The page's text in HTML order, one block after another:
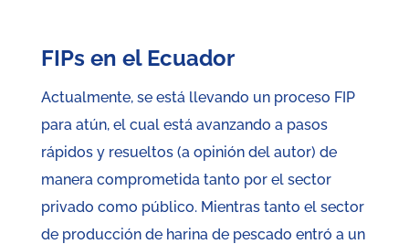
FIPs en el Ecuador
Actualmente, se está llevando un proceso FIP
para atún, el cual está avanzando a pasos
rápidos y resueltos (a opinión del autor) de
manera comprometida tanto por el sector
privado como público. Mientras tanto el sector
de producción de harina de pescado entró a un